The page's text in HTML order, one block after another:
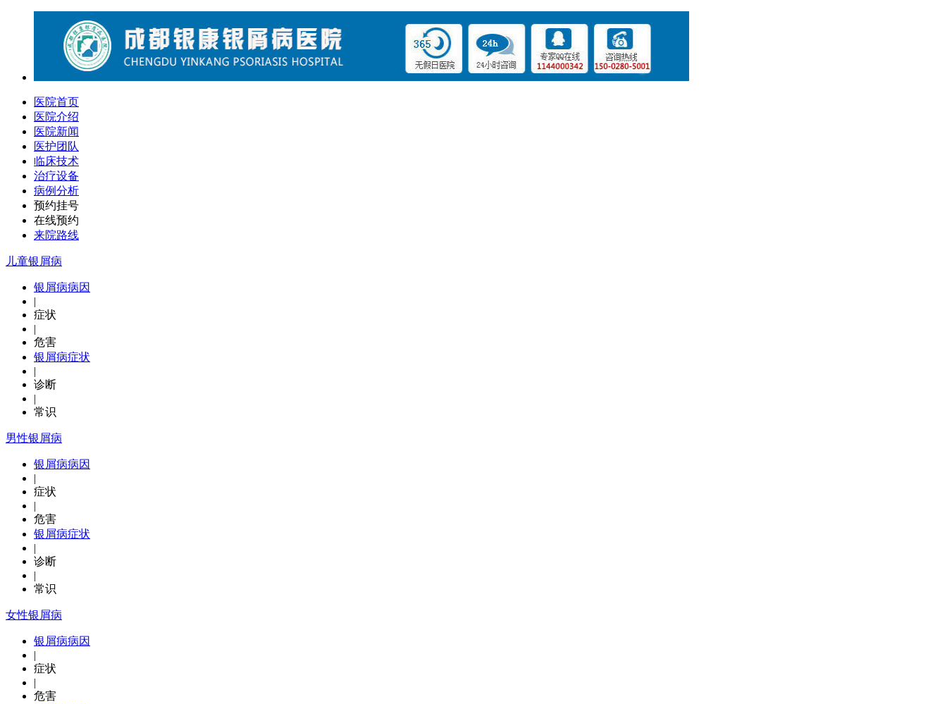
医院首页
医院介绍
医院新闻
医护团队
临床技术
治疗设备
病例分析
预约挂号
在线预约
来院路线
儿童银屑病
银屑病病因
|
症状
|
危害
银屑病症状
|
诊断
|
常识
男性银屑病
银屑病病因
|
症状
|
危害
银屑病症状
|
诊断
|
常识
女性银屑病
银屑病病因
|
症状
|
危害